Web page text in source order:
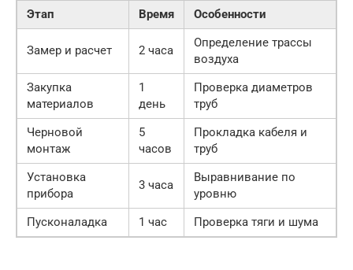
Этап Время Особенности
Замер и расчет 2 часа
Определение трассы
воздуха
Закупка
материалов
1
день
Проверка диаметров
труб
Черновой
монтаж
5
часов
Прокладка кабеля и
труб
Установка
прибора
3 часа
Выравнивание по
уровню
Пусконаладка
1 час Проверка тяги и шума